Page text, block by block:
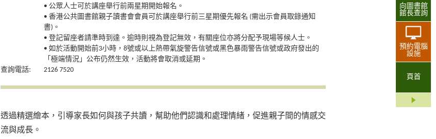
向圖書館
館長查詢
預約電腦
設施
頁首
• 公眾人士可於講座舉行前兩星期開始報名。
• 香港公共圖書館親子讀書會會員可於講座舉行前三星期優先報名 (需出示會員取錄通知
書)。
• 登記留座者請準時到達。逾時則視為登記無效，有關座位亦將分配予現場等候人士。
• 如於活動開始前3小時，8號或以上熱帶氣旋警告信號或黑色暴雨警告信號或政府發出的
「極端情況」公布仍然生效，活動將會取消或延期。
查詢電話:
2126 7520
透過精選繪本，引導家長如何與孩子共讀，幫助他們認識和處理情緒，促進親子間的情感交
流與成長。